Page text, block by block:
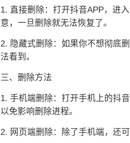
1. 直接删除：打开抖音APP，进
意，一旦删除就无法恢复了。
2. 隐藏式删除：如果你不想彻底
法看到。
三、删除方法
1. 手机端删除：打开手机上的抖
以免影响删除进程。
2. 网页端删除：除了手机端，还